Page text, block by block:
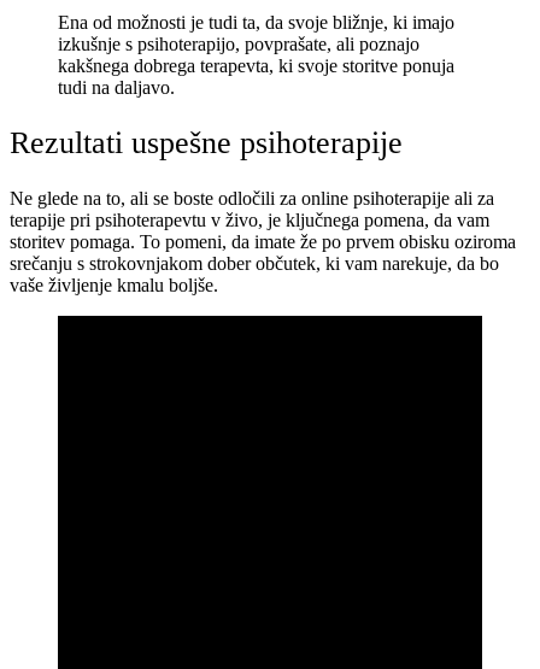
Ena od možnosti je tudi ta, da svoje bližnje, ki imajo
izkušnje s psihoterapijo, povprašate, ali poznajo
kakšnega dobrega terapevta, ki svoje storitve ponuja
tudi na daljavo.
Rezultati uspešne psihoterapije
Ne glede na to, ali se boste odločili za online psihoterapije ali za
terapije pri psihoterapevtu v živo, je ključnega pomena, da vam
storitev pomaga. To pomeni, da imate že po prvem obisku oziroma
srečanju s strokovnjakom dober občutek, ki vam narekuje, da bo
vaše življenje kmalu boljše.